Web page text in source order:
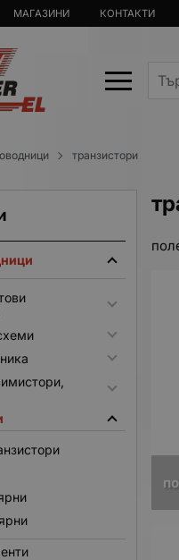
МАГАЗИНИ КОНТАКТИ
транзистори